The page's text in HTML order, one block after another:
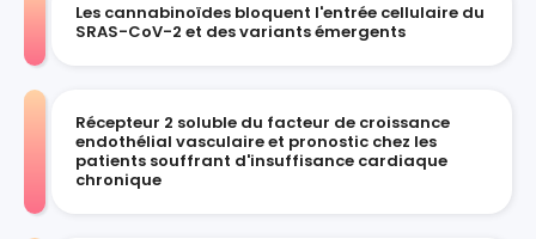
Les cannabinoïdes bloquent l'entrée cellulaire du
SRAS-CoV-2 et des variants émergents
Récepteur 2 soluble du facteur de croissance
endothélial vasculaire et pronostic chez les
patients souffrant d'insuffisance cardiaque
chronique